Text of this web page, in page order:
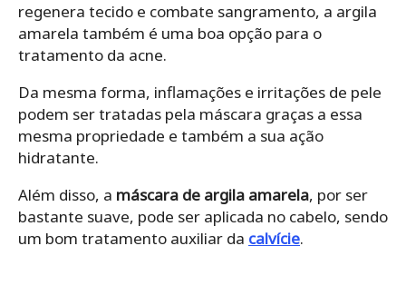
regenera tecido e combate sangramento, a argila
amarela também é uma boa opção para o
tratamento da acne.
Da mesma forma, inflamações e irritações de pele
podem ser tratadas pela máscara graças a essa
mesma propriedade e também a sua ação
hidratante.
Além disso, a máscara de argila amarela, por ser
bastante suave, pode ser aplicada no cabelo, sendo
um bom tratamento auxiliar da calvície.